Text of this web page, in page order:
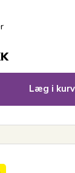
Læg i kurv